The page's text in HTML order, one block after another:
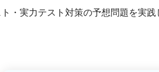
・実力テスト対策の予想問題を実